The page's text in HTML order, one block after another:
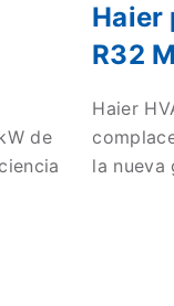
de
Haier
R32
Haier
la nueva